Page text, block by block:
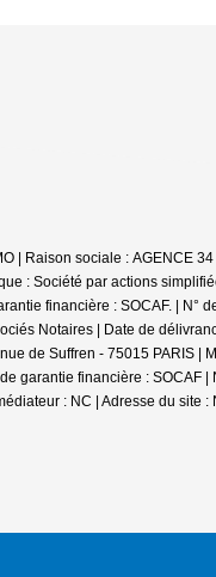
| Raison sociale : AGENCE
: Société par actions
financière : SOCAF. |
Notaires | Date de
de Suffren - 75015 PARIS
garantie financière : SOCAF
: NC | Adresse du site :